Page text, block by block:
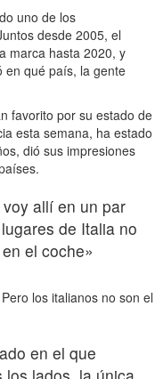
uno de los
desde 2005, el
marca hasta 2020, y
en qué país, la gente
favorito por su estado de
esta semana, ha estado
dió sus impresiones
allí en un par
de Italia no
el coche»
los italianos no son el
en el que